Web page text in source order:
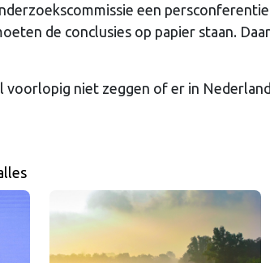
een
de conclusies op papier staan.
voorlopig niet zeggen of er in